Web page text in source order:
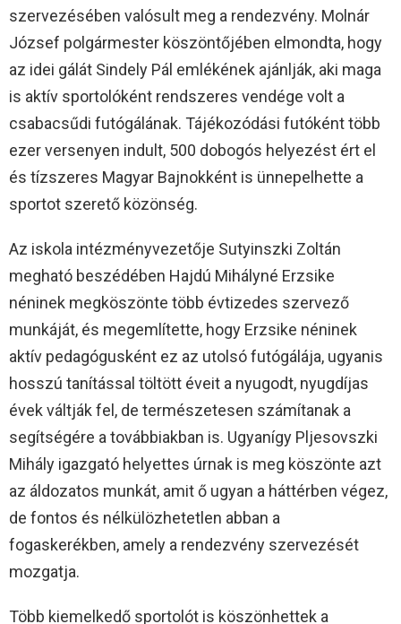
szervezésében valósult meg a rendezvény. Molnár
József polgármester köszöntőjében elmondta, hogy
az idei gálát Sindely Pál emlékének ajánlják, aki maga
is aktív sportolóként rendszeres vendége volt a
csabacsűdi futógálának. Tájékozódási futóként több
ezer versenyen indult, 500 dobogós helyezést ért el
és tízszeres Magyar Bajnokként is ünnepelhette a
sportot szerető közönség.
Az iskola intézményvezetője Sutyinszki Zoltán
megható beszédében Hajdú Mihályné Erzsike
néninek megköszönte több évtizedes szervező
munkáját, és megemlítette, hogy Erzsike néninek
aktív pedagógusként ez az utolsó futógálája, ugyanis
hosszú tanítással töltött éveit a nyugodt, nyugdíjas
évek váltják fel, de természetesen számítanak a
segítségére a továbbiakban is. Ugyanígy Pljesovszki
Mihály igazgató helyettes úrnak is meg köszönte azt
az áldozatos munkát, amit ő ugyan a háttérben végez,
de fontos és nélkülözhetetlen abban a
fogaskerékben, amely a rendezvény szervezését
mozgatja.
Több kiemelkedő sportolót is köszönhettek a